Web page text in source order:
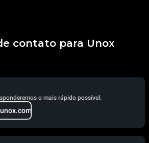
contato para Unox
o mais rápido possível.